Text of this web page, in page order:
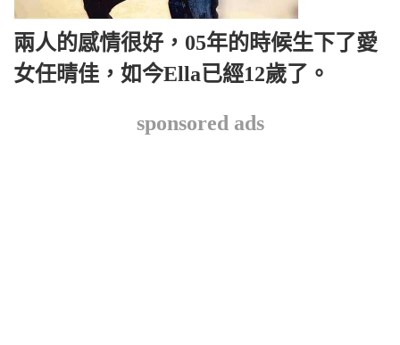
兩人的感情很好，05年的時候生下了愛
女任晴佳，如今Ella已經12歲了。
sponsored ads